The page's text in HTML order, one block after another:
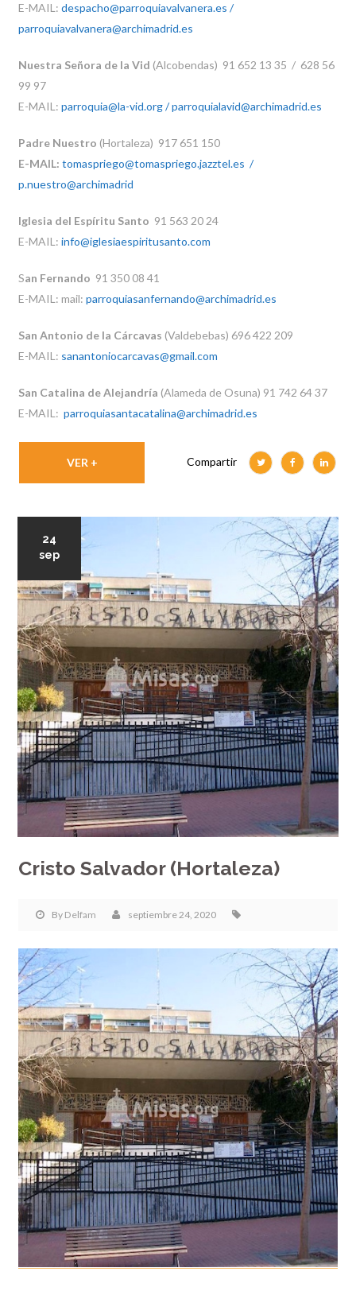
E-MAIL:despacho@parroquiavalvanera.es /
parroquiavalvanera@archimadrid.es
Nuestra Señora de la Vid (Alcobendas) 91 652 13 35 / 628 56
99 97
E-MAIL:parroquia@la-vid.org / parroquialavid@archimadrid.es
Padre Nuestro (Hortaleza) 917 651 150
E-MAIL: tomaspriego@tomaspriego.jazztel.es /
p.nuestro@archimadrid
Iglesia del Espíritu Santo 91 563 20 24
E-MAIL:info@iglesiaespiritusanto.com
San Fernando 91 350 08 41
E-MAIL: mail:parroquiasanfernando@archimadrid.es
San Antonio de la Cárcavas (Valdebebas) 696 422 209
E-MAIL: sanantoniocarcavas@gmail.com
San Catalina de Alejandría (Alameda de Osuna) 91 742 64 37
E-MAIL:parroquiasantacatalina@archimadrid.es
VER + Compartir
24
sep
Cristo Salvador (Hortaleza)
By Delfam septiembre 24, 2020